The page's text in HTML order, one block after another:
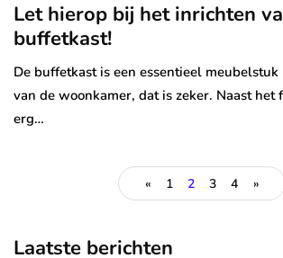
Let hierop bij het inrichten
buffetkast!
De buffetkast is een essentieel
van de woonkamer, dat is zeker. Naast het
erg…
« 1 2 3 4 »
Laatste berichten